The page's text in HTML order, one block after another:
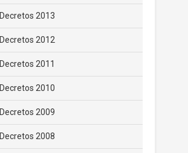
Decretos 2013
Decretos 2012
Decretos 2011
Decretos 2010
Decretos 2009
Decretos 2008